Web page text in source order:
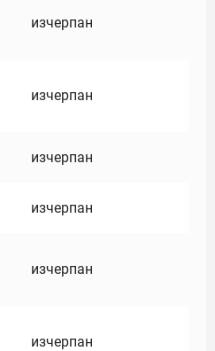
изчерпан
изчерпан
изчерпан
изчерпан
изчерпан
изчерпан